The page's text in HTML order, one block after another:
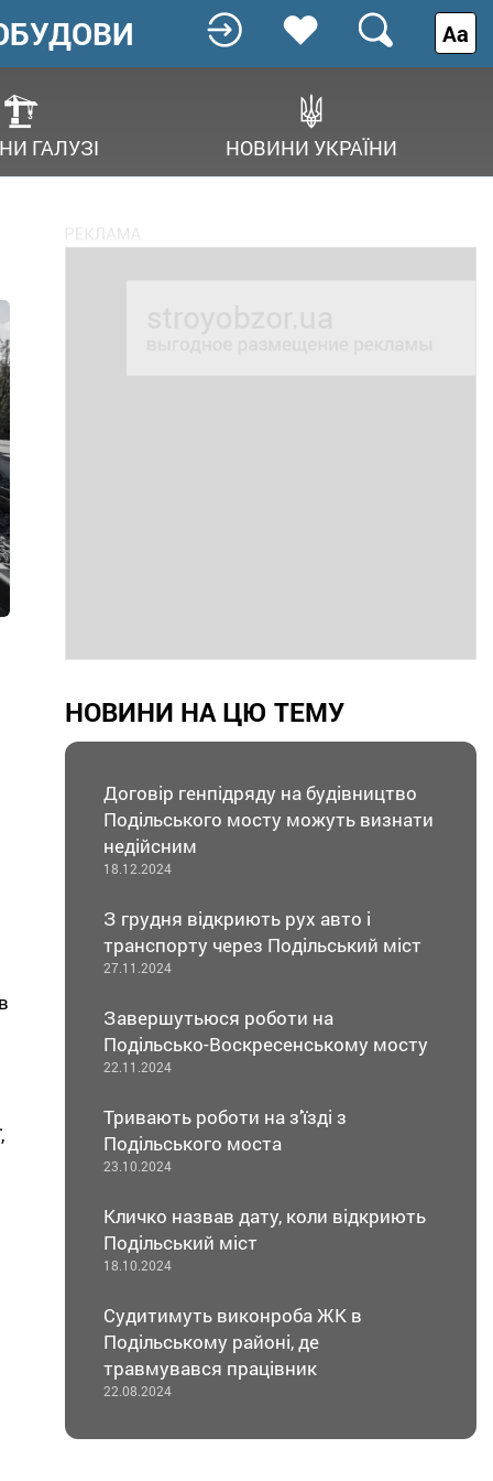
ГАЛУЗІ НОВИНИ УКРАЇНИ
Аа
НОВИНИ НА ЦЮ ТЕМУ
Договір генпідряду на будівництво
Подільського мосту можуть визнати
недійсним
18.12.2024
З грудня відкриють рух авто і
транспорту через Подільський міст
27.11.2024
Завершутьюся роботи на
Подільсько-Воскресенському мосту
22.11.2024
Тривають роботи на з’їзді з
Подільського моста
23.10.2024
Кличко назвав дату, коли відкриють
Подільський міст
18.10.2024
Судитимуть виконроба ЖК в
Подільському районі, де
травмувався працівник
22.08.2024